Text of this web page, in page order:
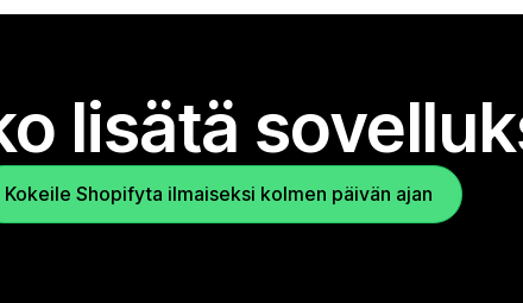
lisätä
Kokeile Shopifyta ilmaiseksi kolmen päivän ajan